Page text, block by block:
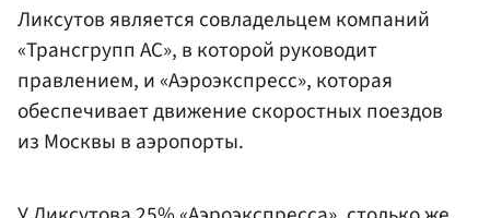
Ликсутов является совладельцем компаний
«Трансгрупп АС», в которой руководит
правлением, и «Аэроэкспресс», которая
обеспечивает движение скоростных поездов
из Москвы в аэропорты.